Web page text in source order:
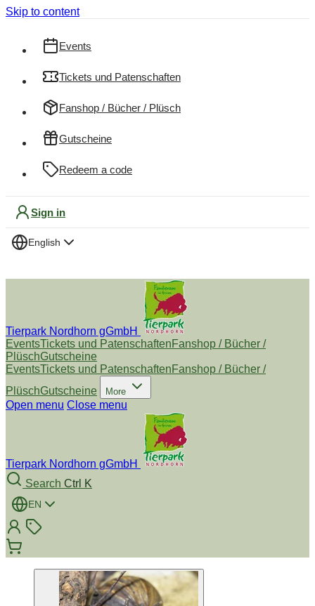
Skip to content
Events
Tickets und Patenschaften
Fanshop / Bücher / Plüsch
Gutscheine
Redeem a code
Sign in
English
Tierpark Nordhorn gGmbH
EventsTickets und PatenschaftenFanshop / Bücher /
PlüschGutscheine
EventsTickets und PatenschaftenFanshop / Bücher /
PlüschGutscheine More
Open menu Close menu
Tierpark Nordhorn gGmbH
Search Ctrl K
EN